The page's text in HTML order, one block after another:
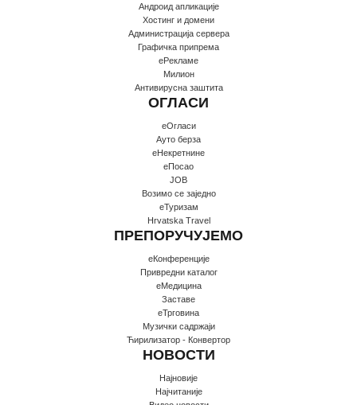
Андроид апликације
Хостинг и домени
Администрација сервера
Графичка припрема
еРекламе
Милион
Антивирусна заштита
ОГЛАСИ
еОгласи
Ауто берза
еНекретнине
еПосао
JOB
Возимо се заједно
еТуризам
Hrvatska Travel
ПРЕПОРУЧУЈЕМО
еКонференције
Привредни каталог
еМедицина
Заставе
еТрговина
Музички садржаји
Ћирилизатор - Конвертор
НОВОСТИ
Најновије
Најчитаније